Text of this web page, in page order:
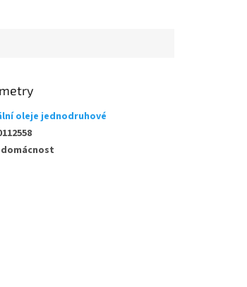
oleje jednodruhové